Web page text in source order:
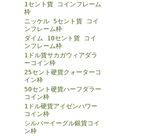
1セント貨 コインフレーム
枠
ニッケル 5セント貨 コイ
ンフレーム枠
ダイム 10セント貨 コイ
ンフレーム枠
1ドル貨サカガウィアダラ
ーコイン枠
25セント硬貨クォーターコ
イン枠
50セント硬貨ハーフダラー
コイン枠
1ドル硬貨アイゼンハワー
コイン枠
シルバーイーグル銀貨コイ
ン枠